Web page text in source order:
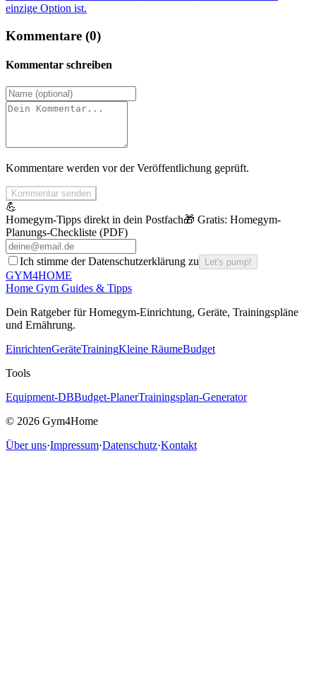
einzige Option ist.
Kommentare (0)
Kommentar schreiben
Kommentare werden vor der Veröffentlichung geprüft.
Kommentar senden
💪
Homegym-Tipps direkt in dein Postfach🎁 Gratis: Homegym-
Planungs-Checkliste (PDF)
Ich stimme der Datenschutzerklärung zu Let's pump!
GYM4HOME
Home Gym Guides & Tipps
Dein Ratgeber für Homegym-Einrichtung, Geräte, Trainingspläne
und Ernährung.
EinrichtenGeräteTrainingKleine RäumeBudget
Tools
Equipment-DBBudget-PlanerTrainingsplan-Generator
© 2026 Gym4Home
Über uns·Impressum·Datenschutz·Kontakt